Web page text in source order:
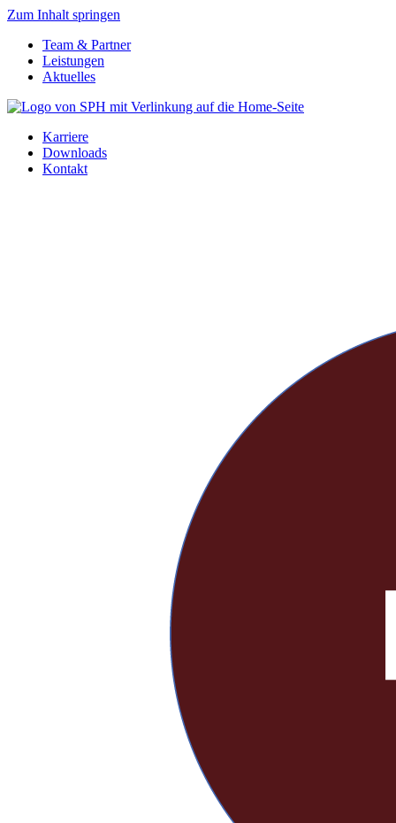
Zum Inhalt springen
Team & Partner
Leistungen
Aktuelles
Karriere
Downloads
Kontakt